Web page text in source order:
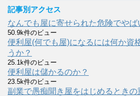
記事別アクセス
なんでも屋に寄せられた危険でやば
50.9k件のビュー
便利屋(何でも屋)になるには何か資
うか？
25.1k件のビュー
便利屋は儲かるのか？
23.5k件のビュー
副業で愚痴聞き屋をはじめるとき